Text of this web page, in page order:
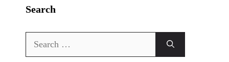
Search
Search
for: